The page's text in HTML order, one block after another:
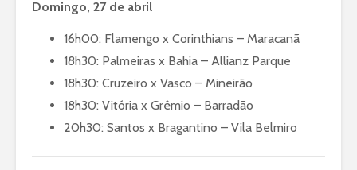
Domingo, 27 de abril
16h00: Flamengo x Corinthians – Maracanã
18h30: Palmeiras x Bahia – Allianz Parque
18h30: Cruzeiro x Vasco – Mineirão
18h30: Vitória x Grêmio – Barradão
20h30: Santos x Bragantino – Vila Belmiro